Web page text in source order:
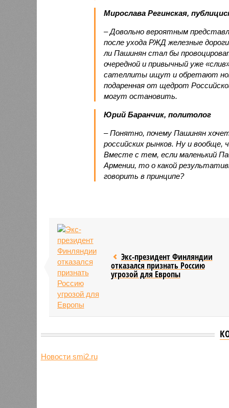
Мирослава Регинская,
– Довольно вероятным
после ухода РЖД железные
ли Пашинян стал бы
очередной и привычный уже
сателлиты ищут и обретают
подаренная от щедрот
могут остановить.
Юрий Баранчик, политолог
– Понятно, почему Пашинян
российских рынков. Ну и вообще,
Вместе с тем, если маленький
Армении, то о какой
говорить в принципе?
Экс-президент Финляндии
отказался признать Россию
угрозой для Европы
Новости smi2.ru